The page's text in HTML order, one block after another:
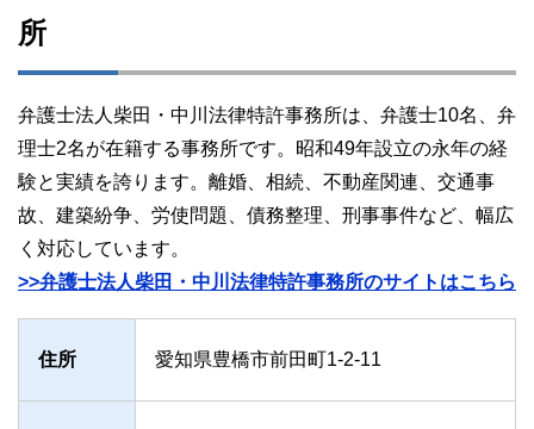
所
弁護士法人柴田・中川法律特許事務所は、弁護士10名、弁
理士2名が在籍する事務所です。昭和49年設立の永年の経
験と実績を誇ります。離婚、相続、不動産関連、交通事
故、建築紛争、労使問題、債務整理、刑事事件など、幅広
く対応しています。
>>弁護士法人柴田・中川法律特許事務所のサイトはこちら
住所 愛知県豊橋市前田町1-2-11